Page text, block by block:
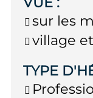
sur les
village
TYPE